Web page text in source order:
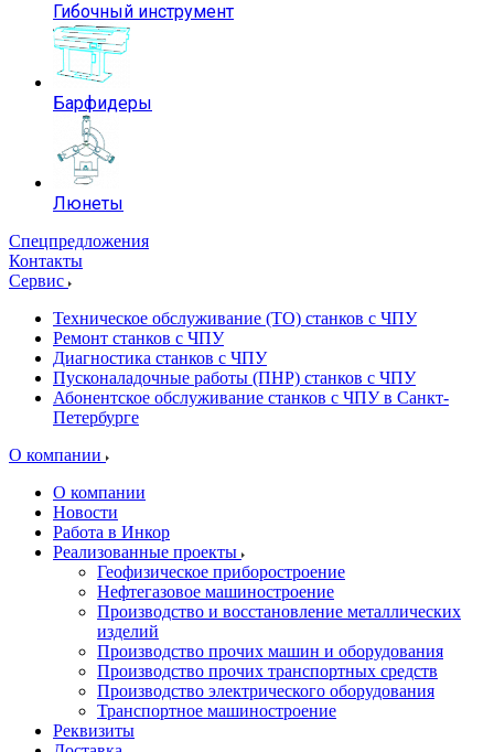
Гибочный инструмент
Барфидеры
Люнеты
Спецпредложения
Контакты
Сервис
Техническое обслуживание (ТО) станков с ЧПУ
Ремонт станков с ЧПУ
Диагностика станков с ЧПУ
Пусконаладочные работы (ПНР) станков с ЧПУ
Абонентское обслуживание станков с ЧПУ в Санкт-
Петербурге
О компании
О компании
Новости
Работа в Инкор
Реализованные проекты
Геофизическое приборостроение
Нефтегазовое машиностроение
Производство и восстановление металлических
изделий
Производство прочих машин и оборудования
Производство прочих транспортных средств
Производство электрического оборудования
Транспортное машиностроение
Реквизиты